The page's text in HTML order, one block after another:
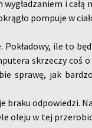
i
pom­pu­je w
Po­kła­do­wy, ile to
skrze­czy coś
spra­wę, jak
braku od­po­wie­dzi.
oleju w tej